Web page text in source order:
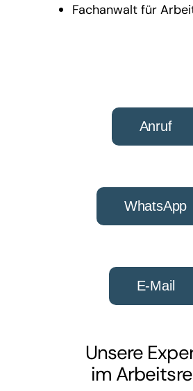
Fachanwalt für
Anruf
WhatsApp
E-Mail
Unsere
im